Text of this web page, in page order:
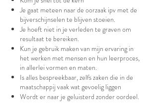
Je gaat meteen naar de oorzaak ipv met de
bijverschijnselen te blijven stoeien.
Je hoeft niet in je verleden te graven om
resultaat te bereiken.
Kun je gebruik maken van mijn ervaring in
het werken met mensen en hun leerproces,
in allerlei vormen en maten.
Is alles bespreekbaar, zelfs zaken die in de
maatschappij vaak wat gevoelig liggen
Wordt er naar je geluisterd zonder oordeel.